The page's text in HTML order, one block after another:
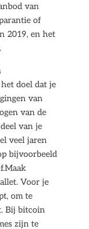
van
of
2019, en het
doel dat je
van
van de
van je
veel jaren
bijvoorbeeld
Voor je
om te
Bij bitcoin
zijn te